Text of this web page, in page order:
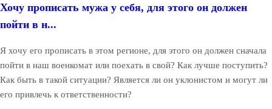
Хочу прописать мужа у себя, для этого он должен
пойти в н...
Я хочу его прописать в этом регионе, для этого он должен сначала
пойти в наш военкомат или поехать в свой? Как лучше поступить?
Как быть в такой ситуации? Является ли он уклонистом и могут ли
его привлечь к ответственности?